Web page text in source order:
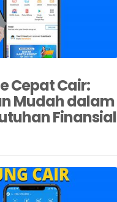
Cepat Cair:
Mudah dalam
Finansial